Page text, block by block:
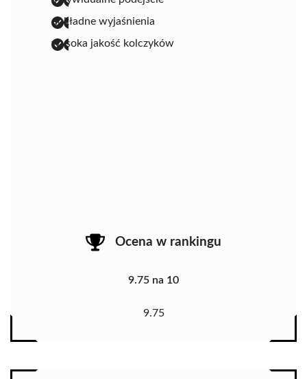
dokładne wyjaśnienia
wysoka jakość kolczyków
Ocena w rankingu
9.75 na 10
9.75